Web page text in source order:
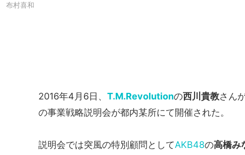
布村喜和
2016年4月6日、 T.M.Revolutionの西川貴教さん
の事業戦略説明会が都内某所にて開催された。
説明会では突風の特別顧問としてAKB48の高橋み